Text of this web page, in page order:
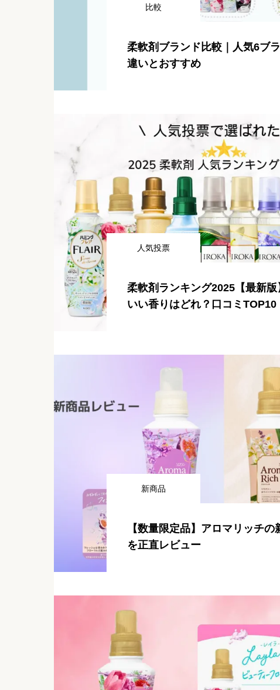
比較
柔軟剤ブランド比較｜人気6ブ
違いとおすすめ
人気投票
柔軟剤ランキング2025【最新版
いい香りはどれ？口コミTOP10
新商品
【数量限定品】アロマリッチの
を正直レビュー